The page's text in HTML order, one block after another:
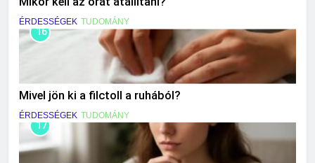
ÉRDESSÉGEK TUDOMÁNY
16
Mivel jön ki a filctoll a ruhából?
ÉRDESSÉGEK TUDOMÁNY
17